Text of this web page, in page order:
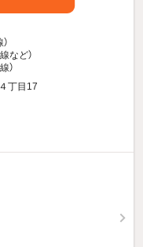
など）
）
丁目17